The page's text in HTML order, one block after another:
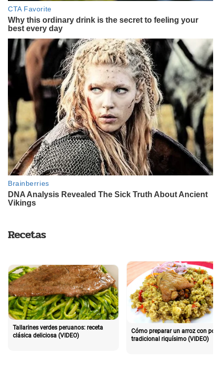
Recetas
Tallarines verdes peruanos: receta
clásica deliciosa (VIDEO)
Cómo preparar un arroz con pollo
tradicional riquísimo (VIDEO)